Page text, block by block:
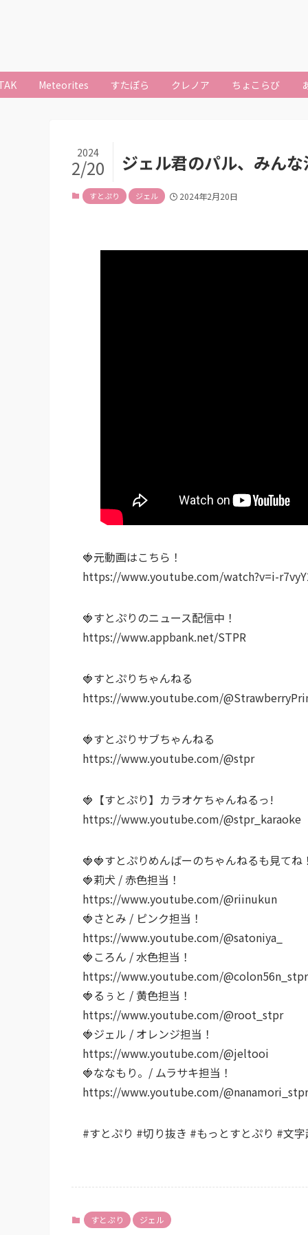
Meteorites すたぽら クレノア ちょこらび
ジェル君のパル、みん
2024
2/20
すとぷり ジェル 2024年2月20日
🍓元動画はこちら！
https://www.youtube.com/watch?v=i-
🍓すとぷりのニュース配信中！
https://www.appbank.net/STPR
🍓すとぷりちゃんねる
https://www.youtube.com/
🍓すとぷりサブちゃんねる
https://www.youtube.com/@stpr
🍓【すとぷり】カラオケちゃんねるっ!
https://www.youtube.com/@stpr_karaoke
🍓🍓すとぷりめんばーのちゃんねるも見てね！
🍓莉犬 / 赤色担当！
https://www.youtube.com/@riinukun
🍓さとみ / ピンク担当！
https://www.youtube.com/@satoniya_
🍓ころん / 水色担当！
https://www.youtube.com/@colon56n_stpr
🍓るぅと / 黄色担当！
https://www.youtube.com/@root_stpr
🍓ジェル / オレンジ担当！
https://www.youtube.com/@jeltooi
🍓ななもり。/ ムラサキ担当！
https://www.youtube.com/@nanamori_stpr
#すとぷり #切り抜き #もっとすとぷり #文
すとぷり ジェル